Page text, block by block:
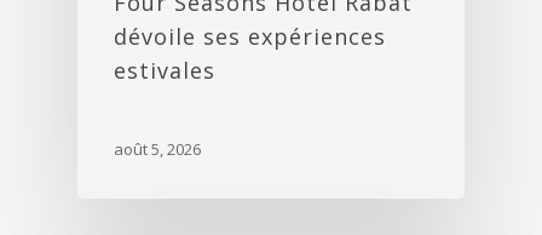
dévoile ses expériences
estivales
août 5, 2026